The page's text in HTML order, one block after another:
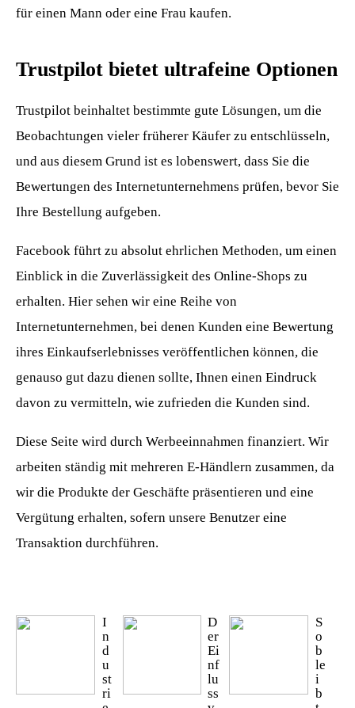
für einen Mann oder eine Frau kaufen.
Trustpilot bietet ultrafeine Optionen
Trustpilot beinhaltet bestimmte gute Lösungen, um die
Beobachtungen vieler früherer Käufer zu entschlüsseln,
und aus diesem Grund ist es lobenswert, dass Sie die
Bewertungen des Internetunternehmens prüfen, bevor Sie
Ihre Bestellung aufgeben.
Facebook führt zu absolut ehrlichen Methoden, um einen
Einblick in die Zuverlässigkeit des Online-Shops zu
erhalten. Hier sehen wir eine Reihe von
Internetunternehmen, bei denen Kunden eine Bewertung
ihres Einkaufserlebnisses veröffentlichen können, die
genauso gut dazu dienen sollte, Ihnen einen Eindruck
davon zu vermitteln, wie zufrieden die Kunden sind.
Diese Seite wird durch Werbeeinnahmen finanziert. Wir
arbeiten ständig mit mehreren E-Händlern zusammen, da
wir die Produkte der Geschäfte präsentieren und eine
Vergütung erhalten, sofern unsere Benutzer eine
Transaktion durchführen.
I
n
d
u
st
ri
D
er
Ei
nf
lu
ss
S
o
b
le
i
b